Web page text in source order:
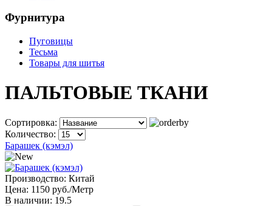
Фурнитура
Пуговицы
Тесьма
Товары для шитья
ПАЛЬТОВЫЕ ТКАНИ
Сортировка:
Количество:
Барашек (кэмэл)
Производство: Китай
Цена: 1150 руб./Метр
В наличии: 19.5